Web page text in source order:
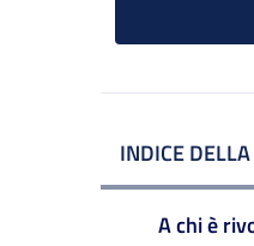
INDICE
A chi è